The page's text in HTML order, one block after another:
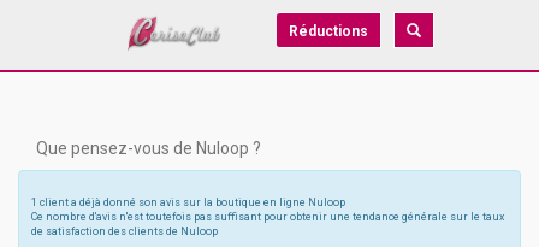
Réductions
Que pensez-vous de Nuloop ?
1 client a déjà donné son avis sur la boutique en ligne Nuloop
Ce nombre d'avis n'est toutefois pas suffisant pour obtenir une tendance générale sur le taux
de satisfaction des clients de Nuloop